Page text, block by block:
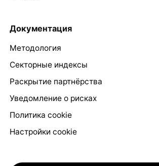
Документация
Методология
Секторные индексы
Раскрытие партнёрства
Уведомление о рисках
Политика cookie
Настройки cookie